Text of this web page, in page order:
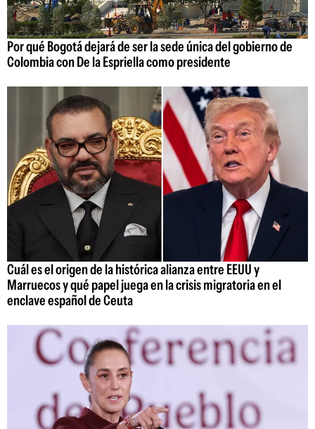
Por qué Bogotá dejará de ser la sede única del gobierno de
Colombia con De la Espriella como presidente
Cuál es el origen de la histórica alianza entre EEUU y
Marruecos y qué papel juega en la crisis migratoria en el
enclave español de Ceuta